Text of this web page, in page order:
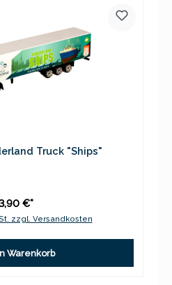
Truck "Ships"
€*
zzgl. Versandkosten
Warenkorb